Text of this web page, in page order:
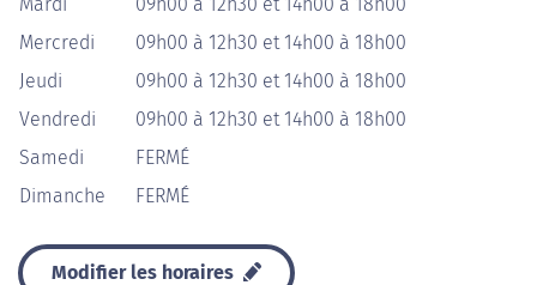
Mercredi
09h00 à 12h30 et 14h00 à 18h00
Jeudi
09h00 à 12h30 et 14h00 à 18h00
Vendredi
09h00 à 12h30 et 14h00 à 18h00
Samedi
FERMÉ
Dimanche
FERMÉ
Modifier les horaires